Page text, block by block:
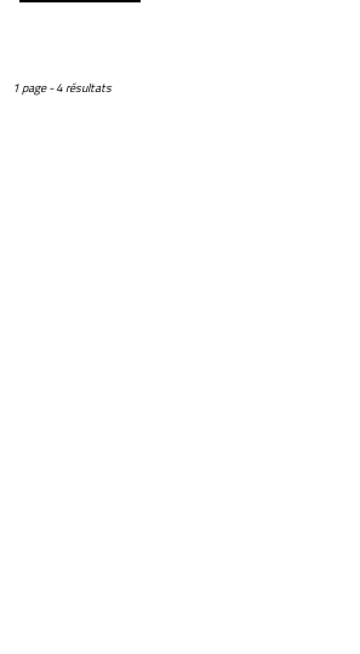
1 page - 4 résultats